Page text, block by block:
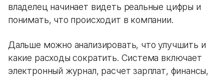
владелец начинает видеть реальные цифры и
понимать, что происходит в компании.
Дальше можно анализировать, что улучшить и
какие расходы сократить. Система включает
электронный журнал, расчет зарплат, финансы,